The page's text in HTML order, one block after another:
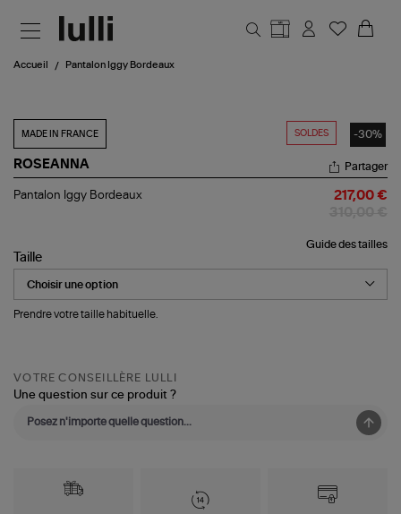
Accueil Pantalon Iggy Bordeaux
SOLDES -30%
MADE IN FRANCE
ROSEANNA
Pantalon
Partager
Pantalon Iggy Bordeaux 217,00 €
Guide des tailles
Taille
Prendre votre taille habituelle.
VOTRE CONSEILLÈRE LULLI
Une question sur ce produit ?